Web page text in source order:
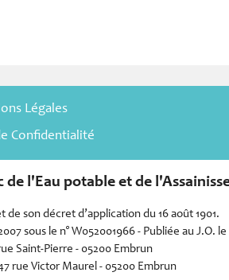
Légales
Confidentialité
l'Eau potable et de
de son décret d’application du 16 août 1901.
sous le n° W052001966 - Publiée au J.O. le
Saint-Pierre - 05200 Embrun
rue Victor Maurel - 05200 Embrun